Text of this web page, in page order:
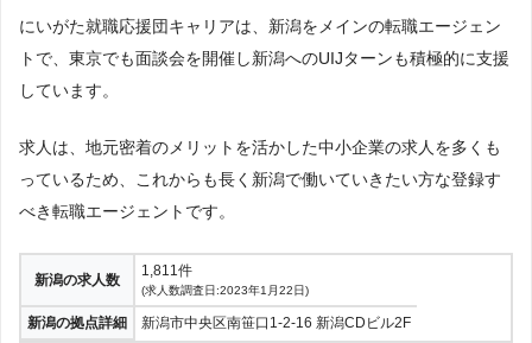
にいがた就職応援団キャリアは、新潟をメインの転職エージェン
トで、東京でも面談会を開催し新潟へのUIJターンも積極的に支援
しています。
求人は、地元密着のメリットを活かした中小企業の求人を多くも
っているため、これからも長く新潟で働いていきたい方な登録す
べき転職エージェントです。
新潟の求人数
1,811件
(求人数調査日:2023年1月22日)
新潟の拠点詳細 新潟市中央区南笹口1-2-16 新潟CDビル2F